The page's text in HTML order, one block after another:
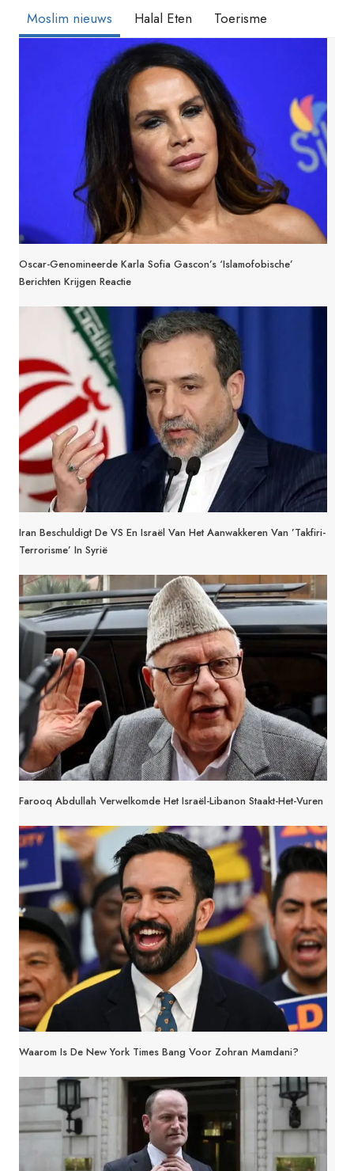
Moslim nieuws Halal Eten Toerisme
Oscar-Genomineerde Karla Sofia Gascon’s ‘islamofobische’
Berichten Krijgen Reactie
Iran Beschuldigt De VS En Israël Van Het Aanwakkeren Van ’takfiri-
Terrorisme’ In Syrië
Farooq Abdullah Verwelkomde Het Israël-Libanon Staakt-Het-Vuren
Waarom Is De New York Times Bang Voor Zohran Mamdani?